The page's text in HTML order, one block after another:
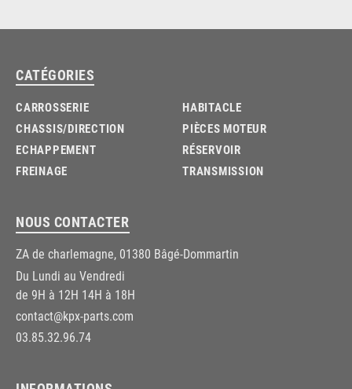
CATÉGORIES
CARROSSERIE
CHASSIS/DIRECTION
ECHAPPEMENT
FREINAGE
HABITACLE
PIÈCES MOTEUR
RÉSERVOIR
TRANSMISSION
NOUS CONTACTER
ZA de charlemagne, 01380 Bâgé-Dommartin
Du Lundi au Vendredi
de 9H à 12H 14H à 18H
contact@kpx-parts.com
03.85.32.96.74